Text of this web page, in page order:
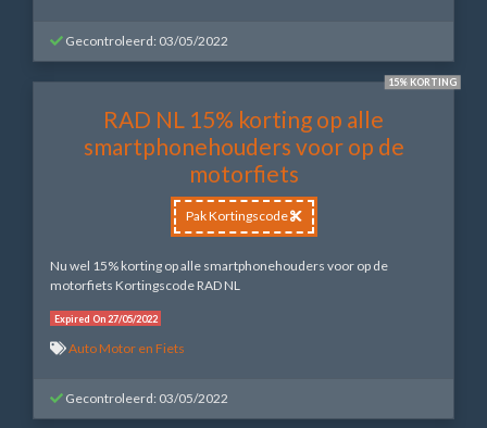
Gecontroleerd: 03/05/2022
15% KORTING
RAD NL 15% korting op alle
smartphonehouders voor op de
motorfiets
Pak Kortingscode
Nu wel 15% korting op alle smartphonehouders voor op de
motorfiets Kortingscode RAD NL
Expired On 27/05/2022
Auto Motor en Fiets
Gecontroleerd: 03/05/2022